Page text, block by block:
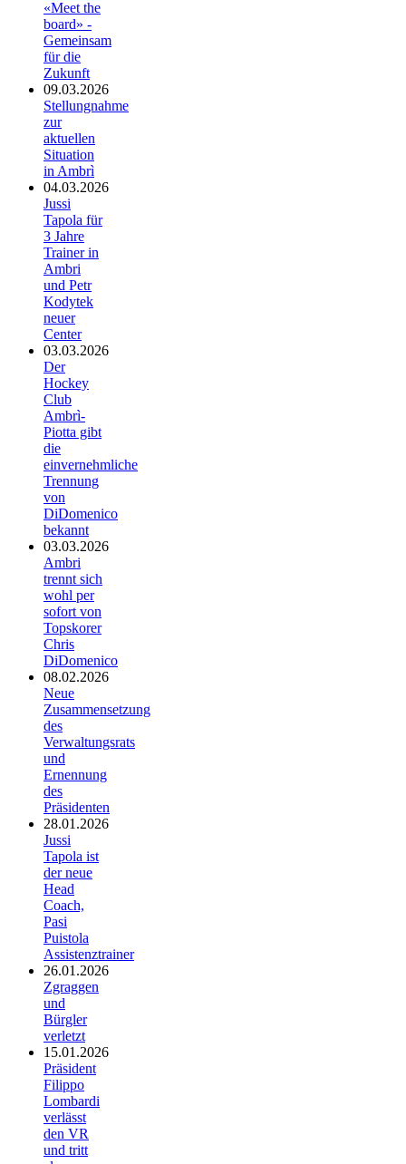
«Meet the
board» -
Gemeinsam
für die
Zukunft
09.03.2026
Stellungnahme
zur
aktuellen
Situation
in Ambrì
04.03.2026
Jussi
Tapola für
3 Jahre
Trainer in
Ambri
und Petr
Kodytek
neuer
Center
03.03.2026
Der
Hockey
Club
Ambrì-
Piotta gibt
die
einvernehmliche
Trennung
von
DiDomenico
bekannt
03.03.2026
Ambri
trennt sich
wohl per
sofort von
Topskorer
Chris
DiDomenico
08.02.2026
Neue
Zusammensetzung
des
Verwaltungsrats
und
Ernennung
des
Präsidenten
28.01.2026
Jussi
Tapola ist
der neue
Head
Coach,
Pasi
Puistola
Assistenztrainer
26.01.2026
Zgraggen
und
Bürgler
verletzt
15.01.2026
Präsident
Filippo
Lombardi
verlässt
den VR
und tritt